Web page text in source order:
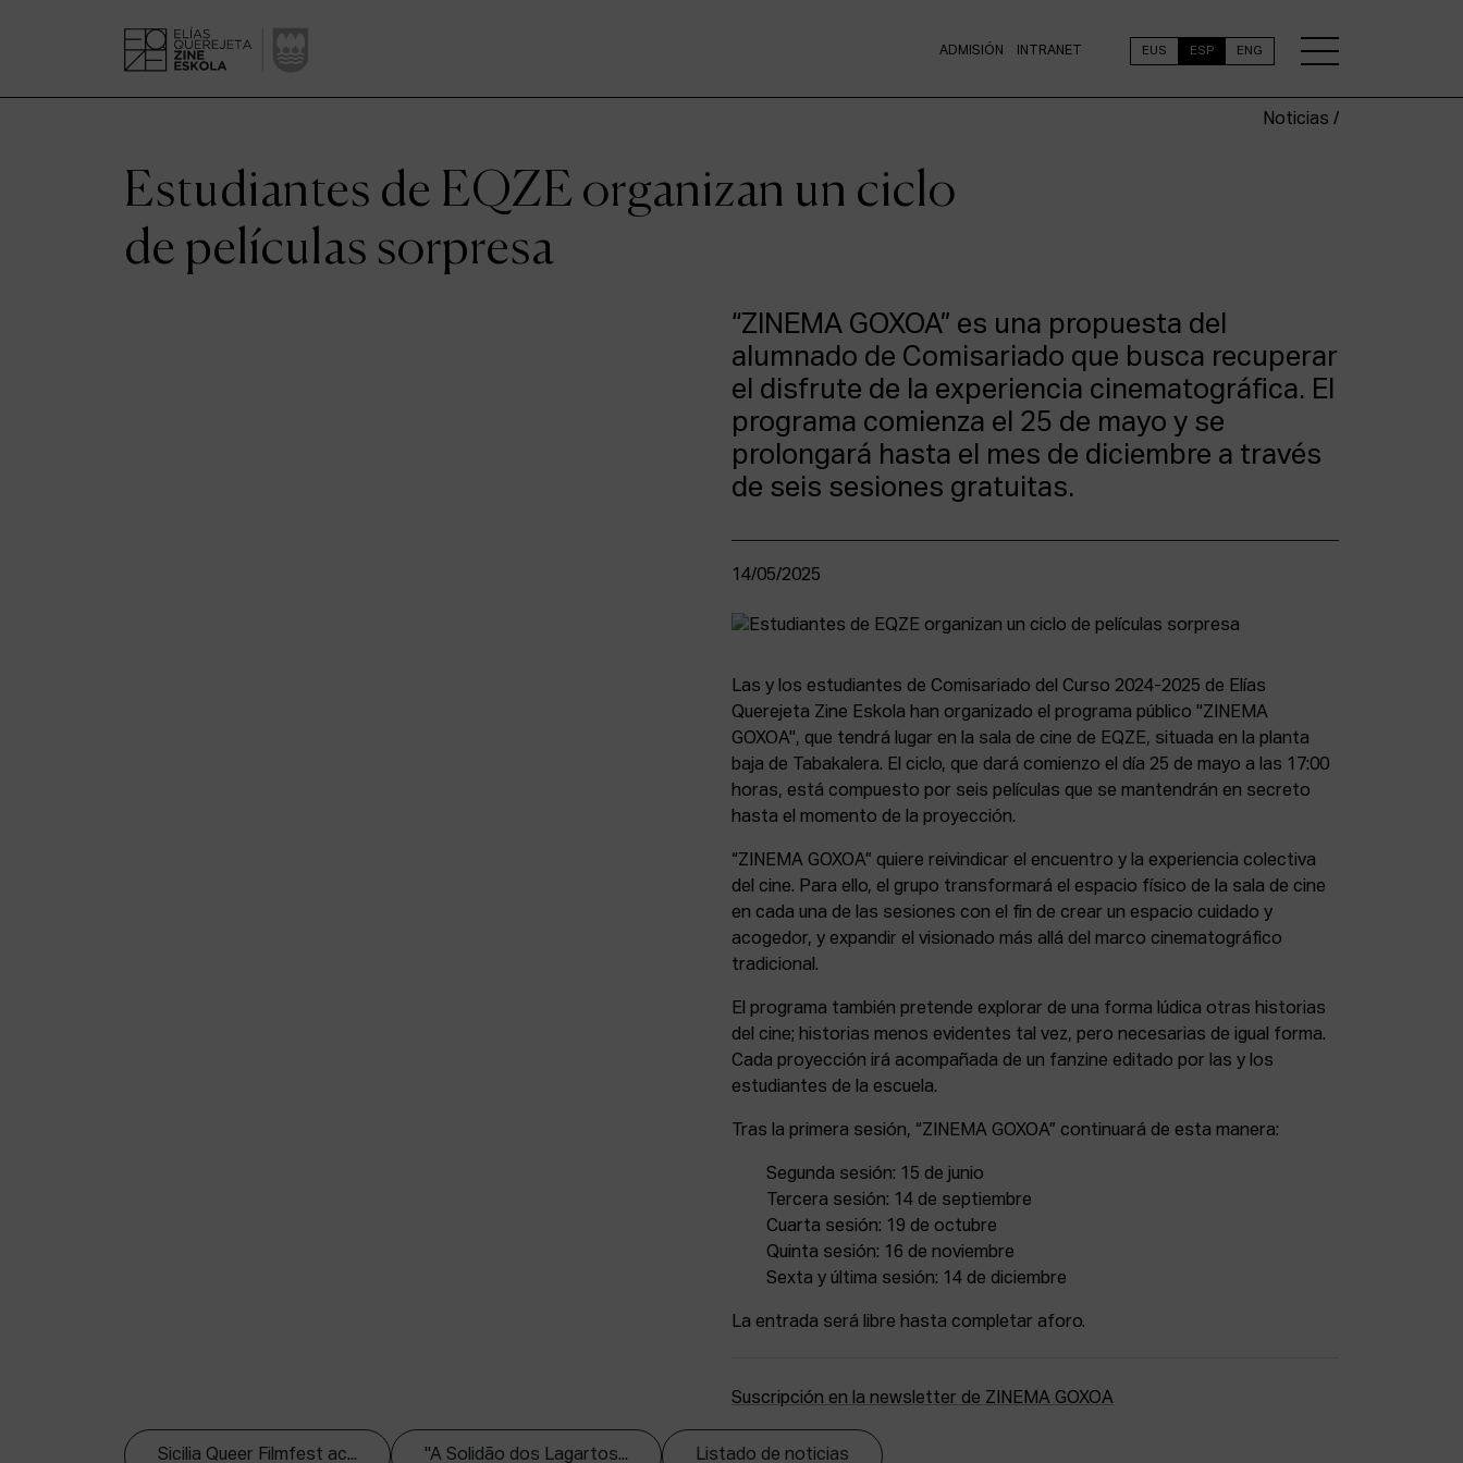
ADMISIÓN INTRANET EUS ESP ENG
Noticias /
Estudiantes de EQZE organizan un ciclo
de películas sorpresa
“ZINEMA GOXOA” es una propuesta del
alumnado de Comisariado que busca recuperar
el disfrute de la experiencia cinematográfica. El
programa comienza el 25 de mayo y se
prolongará hasta el mes de diciembre a través
de seis sesiones gratuitas.
14/05/2025
Las y los estudiantes de Comisariado del Curso 2024-2025 de Elías
Querejeta Zine Eskola han organizado el programa público "ZINEMA
GOXOA", que tendrá lugar en la sala de cine de EQZE, situada en la planta
baja de Tabakalera. El ciclo, que dará comienzo el día 25 de mayo a las 17:00
horas, está compuesto por seis películas que se mantendrán en secreto
hasta el momento de la proyección.
“ZINEMA GOXOA” quiere reivindicar el encuentro y la experiencia colectiva
del cine. Para ello, el grupo transformará el espacio físico de la sala de cine
en cada una de las sesiones con el fin de crear un espacio cuidado y
acogedor, y expandir el visionado más allá del marco cinematográfico
tradicional.
El programa también pretende explorar de una forma lúdica otras historias
del cine; historias menos evidentes tal vez, pero necesarias de igual forma.
Cada proyección irá acompañada de un fanzine editado por las y los
estudiantes de la escuela.
Tras la primera sesión, “ZINEMA GOXOA” continuará de esta manera:
Segunda sesión: 15 de junio
Tercera sesión: 14 de septiembre
Cuarta sesión: 19 de octubre
Quinta sesión: 16 de noviembre
Sexta y última sesión: 14 de diciembre
La entrada será libre hasta completar aforo.
Suscripción en la newsletter de ZINEMA GOXOA
Sicilia Queer Filmfest ac... "A Solidão dos Lagartos... Listado de noticias